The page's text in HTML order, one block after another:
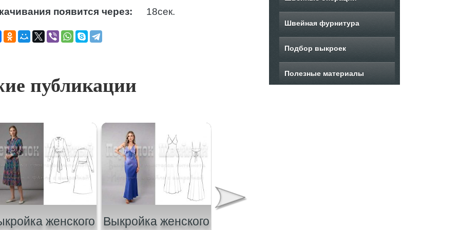
появится через: 17сек.
публикации
женского
Выкройка женского
Швейная фурнитура
Подбор выкроек
Полезные материалы